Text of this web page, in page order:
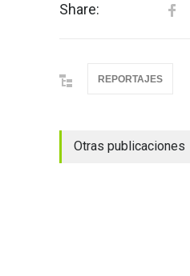
Share:
REPORTAJES
Otras publicaciones